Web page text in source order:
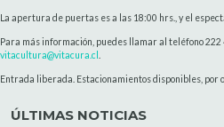
La apertura de puertas es a las 18:00 hrs., y el
Para más información, puedes llamar al teléfono
vitacultura@vitacura.cl
Entrada liberada. Estacionamientos disponibles, por
ÚLTIMAS NOTICIAS